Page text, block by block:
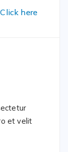
Click here
et velit